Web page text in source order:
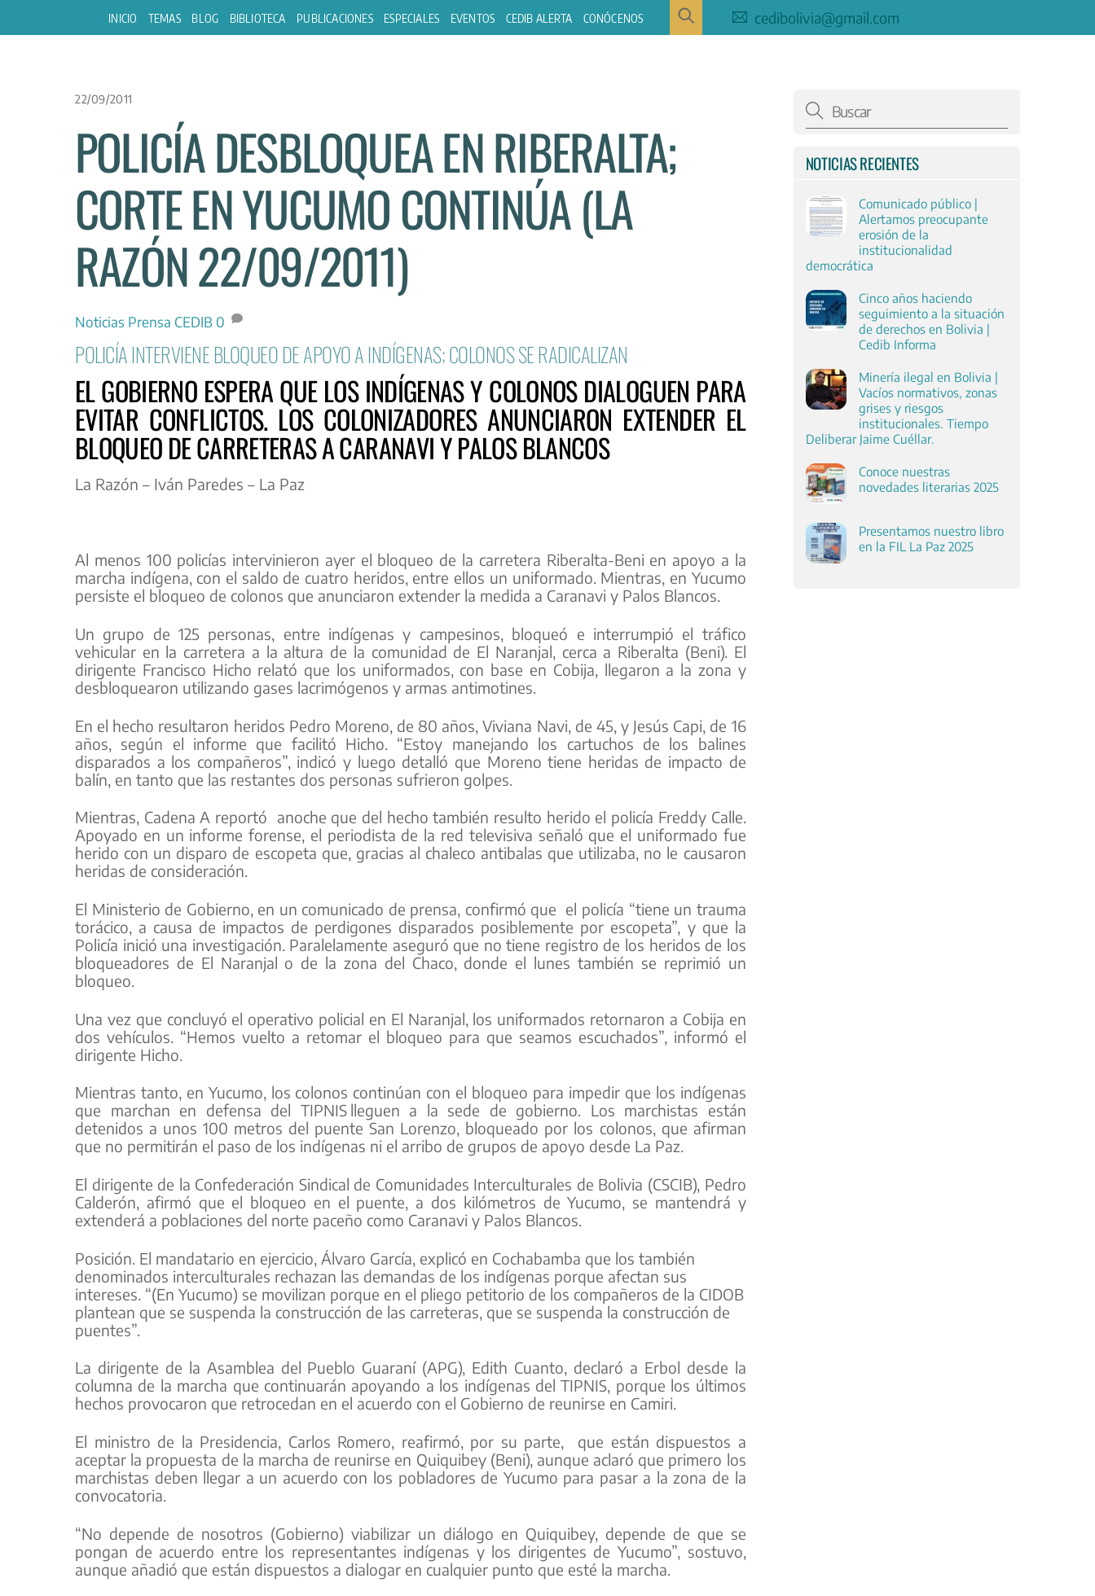
INICIO TEMAS BLOG BIBLIOTECA PUBLICACIONES ESPECIALES EVENTOS CEDIB ALERTA CONÓCENOS cedibolivia@gmail.com
22/09/2011
POLICÍA DESBLOQUEA EN RIBERALTA;
CORTE EN YUCUMO CONTINÚA (LA
RAZÓN 22/09/2011)
Noticias Prensa CEDIB 0
POLICÍA INTERVIENE BLOQUEO DE APOYO A INDÍGENAS; COLONOS SE RADICALIZAN
EL GOBIERNO ESPERA QUE LOS INDÍGENAS Y COLONOS DIALOGUEN PARA
EVITAR CONFLICTOS. LOS COLONIZADORES ANUNCIARON EXTENDER EL
BLOQUEO DE CARRETERAS A CARANAVI Y PALOS BLANCOS
La Razón – Iván Paredes – La Paz
Al menos 100 policías intervinieron ayer el bloqueo de la carretera Riberalta-Beni en apoyo a la
marcha indígena, con el saldo de cuatro heridos, entre ellos un uniformado. Mientras, en Yucumo
persiste el bloqueo de colonos que anunciaron extender la medida a Caranavi y Palos Blancos.
Un grupo de 125 personas, entre indígenas y campesinos, bloqueó e interrumpió el tráfico
vehicular en la carretera a la altura de la comunidad de El Naranjal, cerca a Riberalta (Beni). El
dirigente Francisco Hicho relató que los uniformados, con base en Cobija, llegaron a la zona y
desbloquearon utilizando gases lacrimógenos y armas antimotines.
En el hecho resultaron heridos Pedro Moreno, de 80 años, Viviana Navi, de 45, y Jesús Capi, de 16
años, según el informe que facilitó Hicho. “Estoy manejando los cartuchos de los balines
disparados a los compañeros”, indicó y luego detalló que Moreno tiene heridas de impacto de
balín, en tanto que las restantes dos personas sufrieron golpes.
Mientras, Cadena A reportó anoche que del hecho también resulto herido el policía Freddy Calle.
Apoyado en un informe forense, el periodista de la red televisiva señaló que el uniformado fue
herido con un disparo de escopeta que, gracias al chaleco antibalas que utilizaba, no le causaron
heridas de consideración.
El Ministerio de Gobierno, en un comunicado de prensa, confirmó que el policía “tiene un trauma
torácico, a causa de impactos de perdigones disparados posiblemente por escopeta”, y que la
Policía inició una investigación. Paralelamente aseguró que no tiene registro de los heridos de los
bloqueadores de El Naranjal o de la zona del Chaco, donde el lunes también se reprimió un
bloqueo.
Una vez que concluyó el operativo policial en El Naranjal, los uniformados retornaron a Cobija en
dos vehículos. “Hemos vuelto a retomar el bloqueo para que seamos escuchados”, informó el
dirigente Hicho.
Mientras tanto, en Yucumo, los colonos continúan con el bloqueo para impedir que los indígenas
que marchan en defensa del TIPNIS lleguen a la sede de gobierno. Los marchistas están
detenidos a unos 100 metros del puente San Lorenzo, bloqueado por los colonos, que afirman
que no permitirán el paso de los indígenas ni el arribo de grupos de apoyo desde La Paz.
El dirigente de la Confederación Sindical de Comunidades Interculturales de Bolivia (CSCIB), Pedro
Calderón, afirmó que el bloqueo en el puente, a dos kilómetros de Yucumo, se mantendrá y
extenderá a poblaciones del norte paceño como Caranavi y Palos Blancos.
Posición. El mandatario en ejercicio, Álvaro García, explicó en Cochabamba que los también
denominados interculturales rechazan las demandas de los indígenas porque afectan sus
intereses. “(En Yucumo) se movilizan porque en el pliego petitorio de los compañeros de la CIDOB
plantean que se suspenda la construcción de las carreteras, que se suspenda la construcción de
puentes”.
La dirigente de la Asamblea del Pueblo Guaraní (APG), Edith Cuanto, declaró a Erbol desde la
columna de la marcha que continuarán apoyando a los indígenas del TIPNIS, porque los últimos
hechos provocaron que retrocedan en el acuerdo con el Gobierno de reunirse en Camiri.
El ministro de la Presidencia, Carlos Romero, reafirmó, por su parte, que están dispuestos a
aceptar la propuesta de la marcha de reunirse en Quiquibey (Beni), aunque aclaró que primero los
marchistas deben llegar a un acuerdo con los pobladores de Yucumo para pasar a la zona de la
convocatoria.
“No depende de nosotros (Gobierno) viabilizar un diálogo en Quiquibey, depende de que se
pongan de acuerdo entre los representantes indígenas y los dirigentes de Yucumo”, sostuvo,
aunque añadió que están dispuestos a dialogar en cualquier punto que esté la marcha.
NOTICIAS RECIENTES
Comunicado público |
Alertamos preocupante
erosión de la
institucionalidad
democrática
Cinco años haciendo
seguimiento a la situación
de derechos en Bolivia |
Cedib Informa
Minería ilegal en Bolivia |
Vacíos normativos, zonas
grises y riesgos
institucionales. Tiempo
Deliberar Jaime Cuéllar.
Conoce nuestras
novedades literarias 2025
Presentamos nuestro libro
en la FIL La Paz 2025